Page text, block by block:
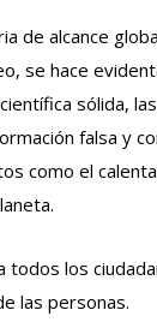
de alcance
se hace
falsa y
como el
los
las personas.